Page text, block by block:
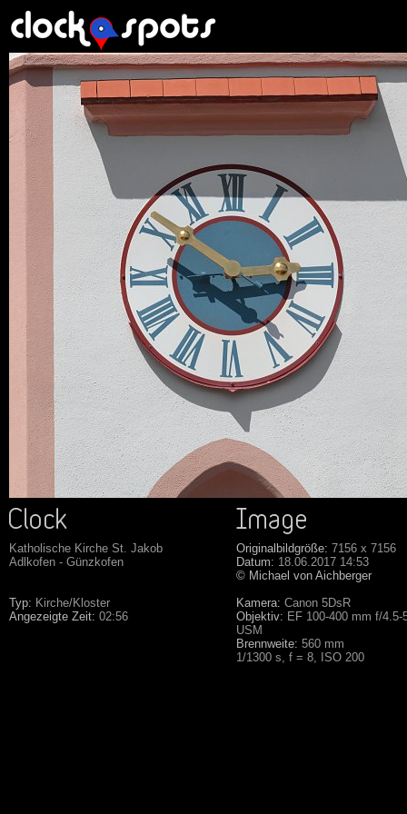
Katholische Kirche St. Jakob
Adlkofen - Günzkofen
Typ: Kirche/Kloster
Angezeigte Zeit: 02:56
Originalbildgröße: 7156 x 7156
Datum: 18.06.2017 14:53
© Michael von Aichberger
Kamera: Canon 5DsR
Objektiv: EF 100-400 mm f/
USM
Brennweite: 560 mm
1/1300 s, f = 8, ISO 200